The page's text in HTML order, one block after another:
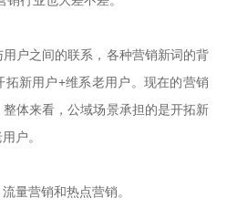
户之间的联系，各种营销新词的背
新用户+维系老用户。现在的营销
体来看，公域场景承担的是开拓新
户。
量营销和热点营销。